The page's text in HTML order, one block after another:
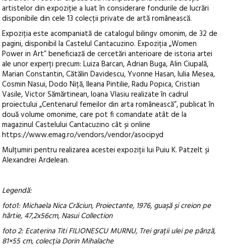
artistelor din expoziție a luat în considerare fondurile de lucrări
disponibile din cele 13 colecții private de artă românească.
Expoziția este acompaniată de catalogul bilingv omonim, de 32 de
pagini, disponibil la Castelul Cantacuzino. Expoziția „Women
Power in Art” beneficiază de cercetări anterioare de istoria artei
ale unor experți precum: Luiza Barcan, Adrian Buga, Alin Ciupală,
Marian Constantin, Cătălin Davidescu, Yvonne Hasan, Iulia Mesea,
Cosmin Nasui, Dodo Niță, Ileana Pintilie, Radu Popica, Cristian
Vasile, Victor Sămărtinean, Ioana Vlasiu realizate în cadrul
proiectului „Centenarul femeilor din arta românească”, publicat în
două volume omonime, care pot fi comandate atât de la
magazinul Castelului Cantacuzino cât și online
https://www.emag.ro/vendors/vendor/asocipyd
Mulțumiri pentru realizarea acestei expoziții lui Puiu K. Patzelt și
Alexandrei Ardelean.
Legendă:
foto1: Michaela Nica Crăciun, Proiectante, 1976, guașă și creion pe
hârtie, 47,2x56cm, Nasui Collection
foto 2: Ecaterina Titi FILIONESCU MURNU, Trei grații ulei pe pânză,
81×55 cm, colecția Dorin Mihalache